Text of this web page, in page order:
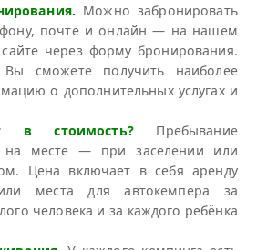
Можно забронировать
почте и онлайн — на нашем
через форму бронирования.
сможете получить наиболее
о дополнительных услугах и
в стоимость?Пребывание
на месте — при заселении или
Цена включает в себя аренду
места для автокемпера за
человека и за каждого ребёнка